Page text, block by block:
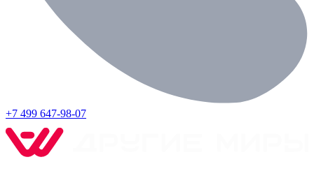
+7 499 647-98-07